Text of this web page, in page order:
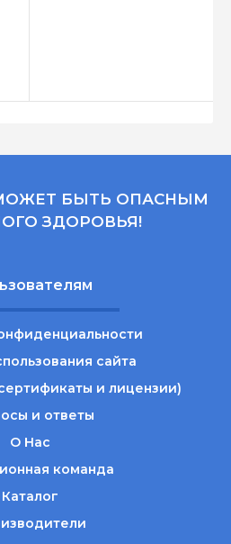
БЫТЬ ОПАСНЫМ
ЗДОРОВЬЯ!
сайта
и лицензии)
и ответы
О Нас
команда
Каталог